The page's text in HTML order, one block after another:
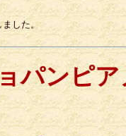
した。
パンピ